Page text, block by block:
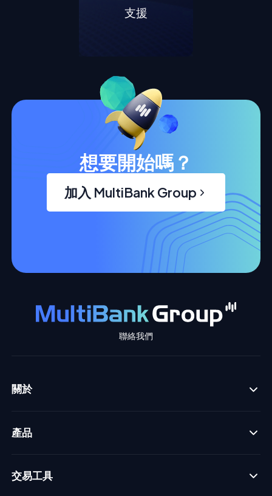
支援
想要開始嗎？
加入 MultiBank Group
聯絡我們
關於
產品
交易工具